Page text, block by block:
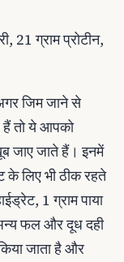
21 ग्राम प्रोटीन,
जिम जाने से
तो ये आपको
जाए जाते हैं। इनमें
के लिए भी ठीक रहते
1 ग्राम पाया
फल और दूध दही
जाता है और